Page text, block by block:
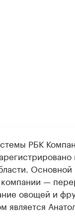
РБК
Основной
компании —
овощей и
является